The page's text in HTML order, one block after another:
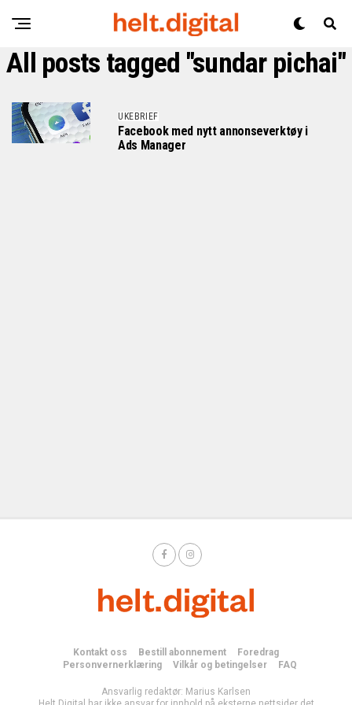
All posts tagged "sundar pichai"
UKEBRIEF
Facebook med nytt annonseverktøy i
Ads Manager
Kontakt oss Bestill abonnement
Foredrag
Personvernerklæring
Vilkår og betingelser FAQ
Ansvarlig redaktør: Marius Karlsen